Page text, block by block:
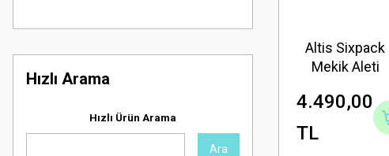
Hızlı Arama
Hızlı Ürün Arama
Ara
Altis Sixpack
Mekik Aleti
4.490,00
TL